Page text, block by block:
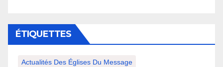
ÉTIQUETTES
Actualités Des Églises Du Message